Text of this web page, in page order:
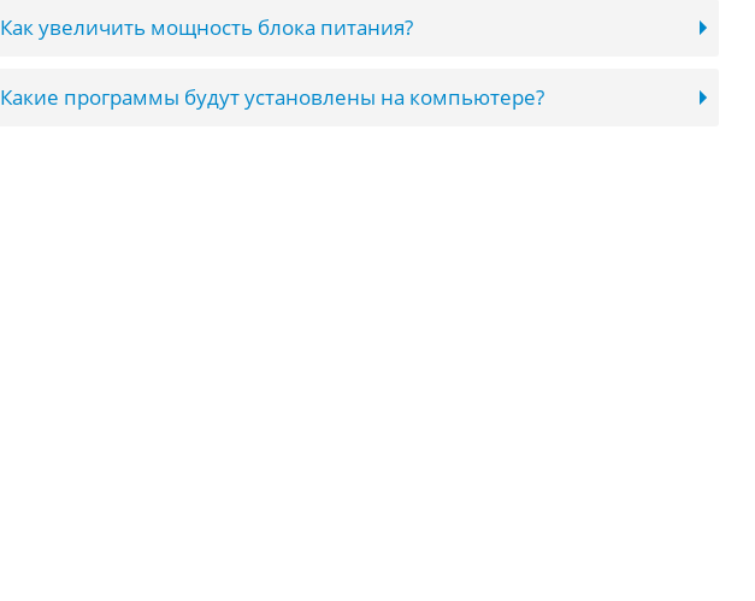
Как увеличить мощность блока питания?
Какие программы будут установлены на компьютере?